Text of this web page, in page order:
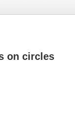
on circles